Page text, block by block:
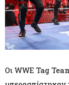
Οι WWE Tag